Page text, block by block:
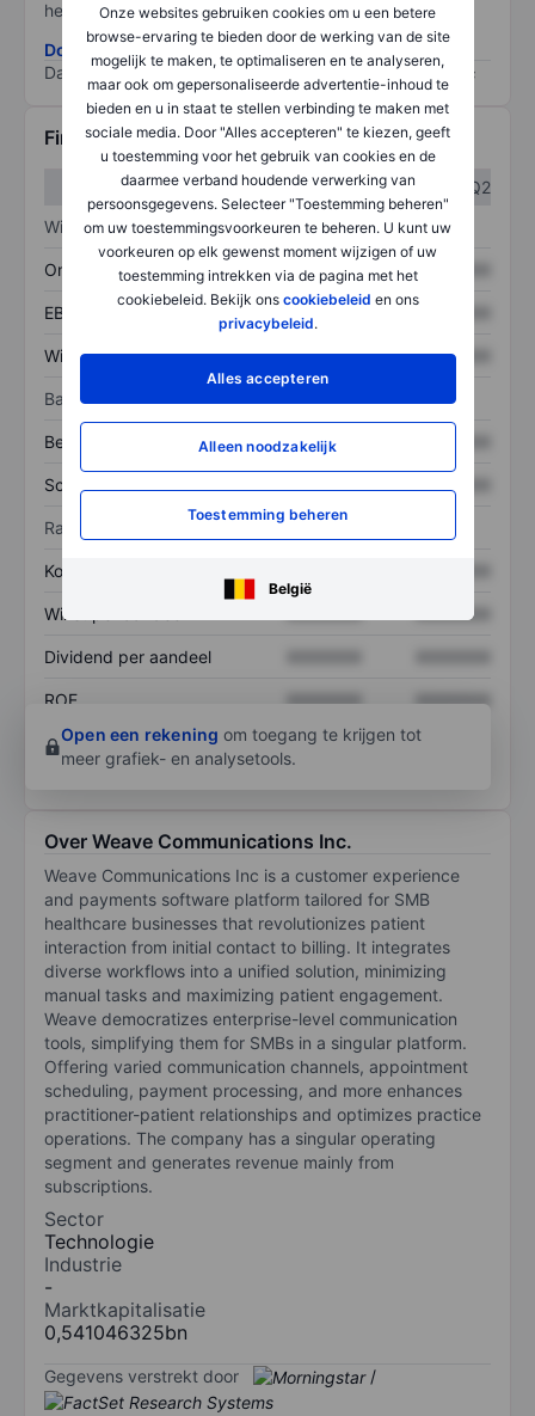
Onze websites gebruiken cookies om u een betere
browse-ervaring te bieden door de werking van de site
mogelijk te maken, te optimaliseren en te analyseren,
maar ook om gepersonaliseerde advertentie-inhoud te
bieden en u in staat te stellen verbinding te maken met
sociale media. Door "Alles accepteren" te kiezen, geeft
u toestemming voor het gebruik van cookies en de
daarmee verband houdende verwerking van
persoonsgegevens. Selecteer "Toestemming beheren"
om uw toestemmingsvoorkeuren te beheren. U kunt uw
voorkeuren op elk gewenst moment wijzigen of uw
toestemming intrekken via de pagina met het
cookiebeleid. Bekijk ons cookiebeleid en ons
privacybeleid.
Alles accepteren
Alleen noodzakelijk
Toestemming beheren
België
het grootste risico).
Download de ESG-risicomethodologie
Data provided by
/
Financiële gegevens
Q1
Q2
Winst/verlies
Omzet XXXXXXX XXXXXXX
EBITDA XXXXXXX
Winst XXXXXXX XXXXXXX
Balans
Bezittingen XXXXXXX
Schulden
Ratio's
Koers/omzetratio
Winst per aandeel XXXXXXX
Dividend per aandeel
ROE XXXXXXX
XXXXXXX
Open een rekening om toegang te krijgen tot
meer grafiek- en analysetools.
Over Weave Communications Inc.
Weave Communications Inc is a customer experience
and payments software platform tailored for SMB
healthcare businesses that revolutionizes patient
interaction from initial contact to billing. It integrates
diverse workflows into a unified solution, minimizing
manual tasks and maximizing patient engagement.
Weave democratizes enterprise-level communication
tools, simplifying them for SMBs in a singular platform.
Offering varied communication channels, appointment
scheduling, payment processing, and more enhances
practitioner-patient relationships and optimizes practice
operations. The company has a singular operating
segment and generates revenue mainly from
subscriptions.
Sector
Technologie
Industrie
-
Marktkapitalisatie
0,541046325bn
Gegevens verstrekt door /